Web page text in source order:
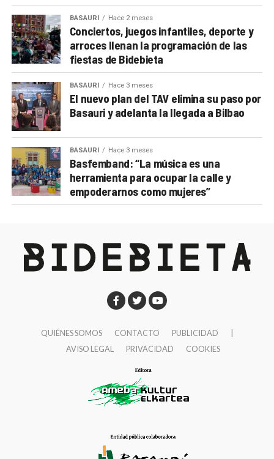
BASAURI Hace 2 meses
Conciertos, juegos infantiles, deporte y
arroces llenan la programación de las
fiestas de Bidebieta
BASAURI Hace 3 meses
El nuevo plan del TAV elimina su paso por
Basauri y adelanta la llegada a Bilbao
BASAURI Hace 3 meses
Basfemband: “La música es una
herramienta para ocupar la calle y
empoderarnos como mujeres”
QUIÉNES SOMOS CONTACTO PUBLICIDAD
AVISO LEGAL
PRIVACIDAD COOKIES